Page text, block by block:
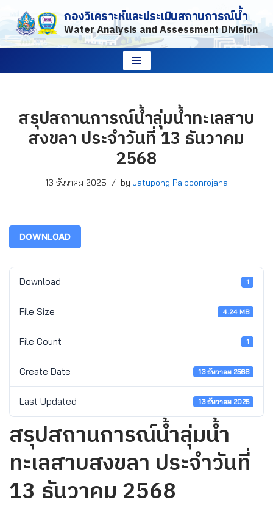
Skip
to
กองวิเคราะห์และประเมินสถานการณ์น้ำ
Water Analysis and Assessment Division
สรุปสถานการณ์น้ำลุ่มน้ำทะเลสาบ
สงขลา ประจำวันที่ 13 ธันวาคม
2568
13 ธันวาคม 2025 by Jatupong Paiboonrojana
DOWNLOAD
Download 1
File Size 4.24 MB
File Count 1
Create Date 13 ธันวาคม 2568
Last Updated 13 ธันวาคม 2025
สรุปสถานการณ์น้ำลุ่มน้ำ
ทะเลสาบสงขลา ประจำวันที่
13 ธันวาคม 2568